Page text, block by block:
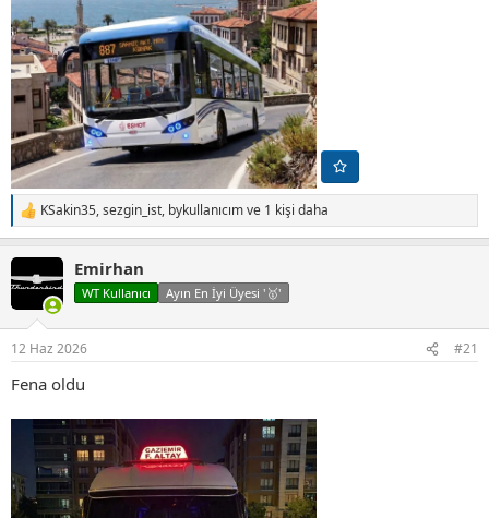
T
e
i
:
KSakin35,sezgin_ist, bykullanıcımve 1 kişi daha
Emirhan
WT Kullanıcı Ayın En İyi Üyesi '🥇'
12 Haz 2026 #21
Fena oldu